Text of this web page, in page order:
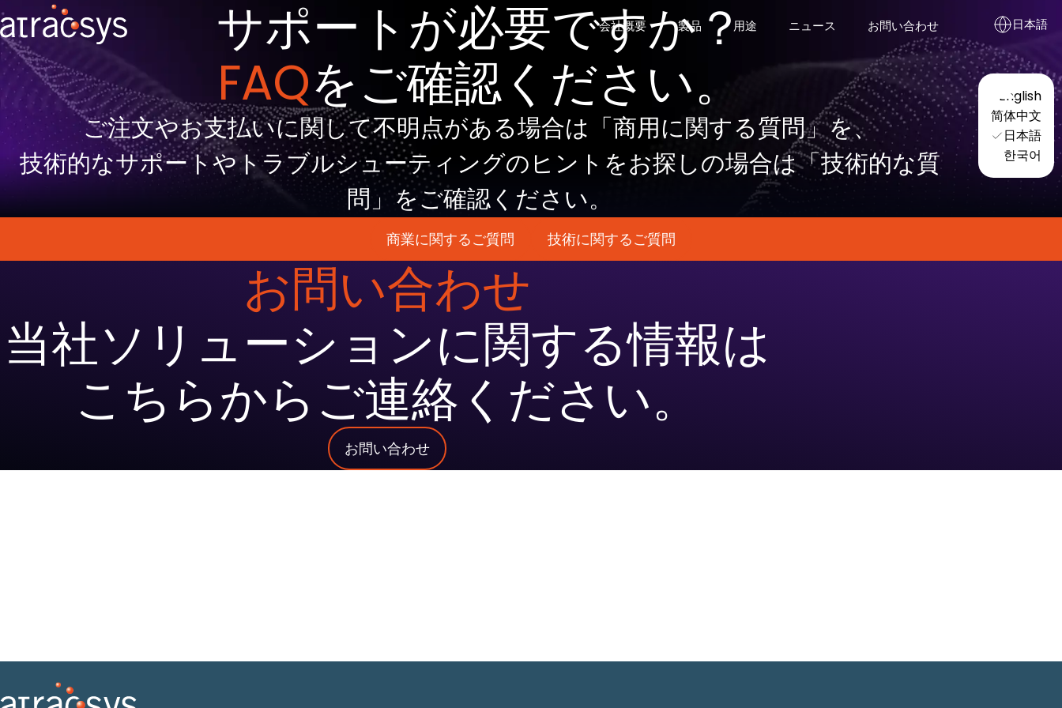
会社概要
Atracsysが選ばれる理由 参考資料
製品
カメラ
fusionTrack™
fusionTrack™ 500
カメラ比較ツール
マーカー
パッシブ技術
Navex™
マーカー比較ツール
ソフトウェア開発キット 検証・キャリブレーションツール
Pyramid Recalibration
用途
主な用途 ケーススタディ
ニュース お問い合わせ 日本語
English
简体中文
日本語
한국어
サポートが必要ですか？
FAQをご確認ください。
ご注文やお支払いに関して不明点がある場合は「商用に関する質問」を、
技術的なサポートやトラブルシューティングのヒントをお探しの場合は「技術的な質
問」をご確認ください。
商業に関するご質問 技術に関するご質問
お問い合わせ
当社ソリューションに関する情報は
こちらからご連絡ください。
お問い合わせ